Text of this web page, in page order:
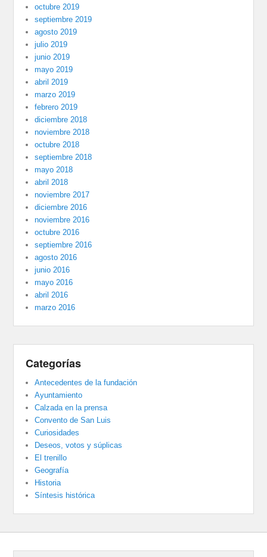
octubre 2019
septiembre 2019
agosto 2019
julio 2019
junio 2019
mayo 2019
abril 2019
marzo 2019
febrero 2019
diciembre 2018
noviembre 2018
octubre 2018
septiembre 2018
mayo 2018
abril 2018
noviembre 2017
diciembre 2016
noviembre 2016
octubre 2016
septiembre 2016
agosto 2016
junio 2016
mayo 2016
abril 2016
marzo 2016
Categorías
Antecedentes de la fundación
Ayuntamiento
Calzada en la prensa
Convento de San Luis
Curiosidades
Deseos, votos y súplicas
El trenillo
Geografía
Historia
Síntesis histórica